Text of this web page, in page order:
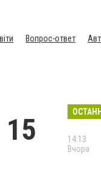
Вопрос-ответ
15
14:13
Вчора